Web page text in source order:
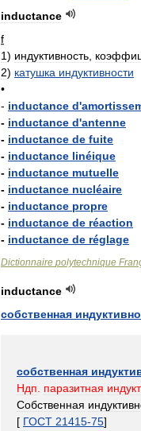
inductance
f
1) индуктивность
2) катушка индуктивности
•
- inductance d'
- inductance d'antenne
- inductance de fuite
- inductance linéique
- inductance mutuelle
- inductance nucléaire
- inductance propre
- inductance de réaction
- inductance de réglage
Dictionnaire polytechnique
inductance
собственная
собственная
Ндп
паразитная
Собственная
[ ГОСТ 21415-75]